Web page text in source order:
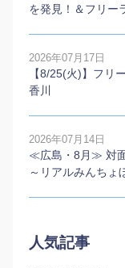
を発見！＆フリー
2026年07月17日
【8/25(火)】フリ
香川
2026年07月14日
≪広島・8月≫ 対
～リアルみんちょ
人気記事